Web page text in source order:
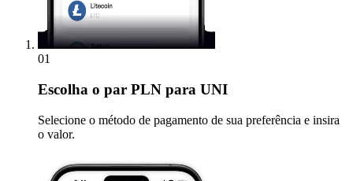
01
Escolha o par PLN para UNI
Selecione o método de pagamento de sua preferência e insira
o valor.